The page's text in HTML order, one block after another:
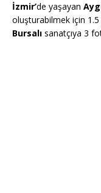
İzmir’de yaşayan
oluşturabilmek için 1.5
Bursalı sanatçıya 3